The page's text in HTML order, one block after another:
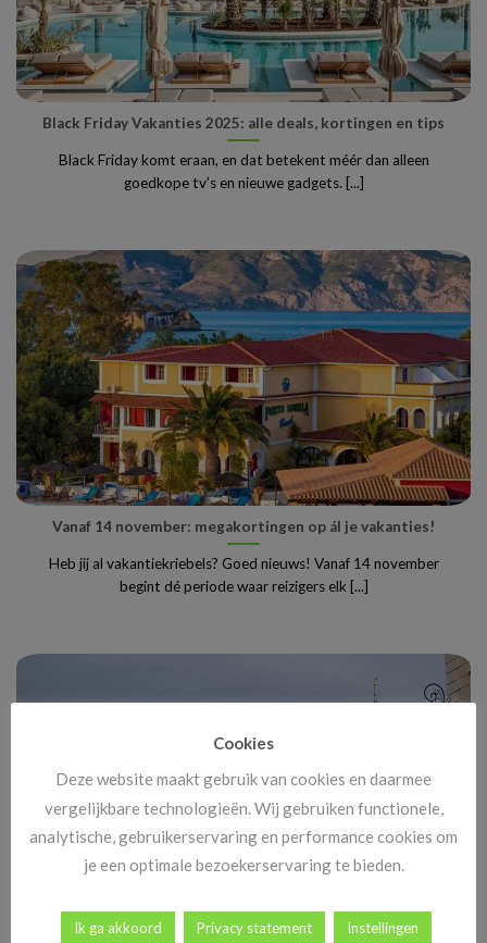
Black Friday Vakanties 2025: alle deals, kortingen en tips
Black Friday komt eraan, en dat betekent méér dan alleen
goedkope tv’s en nieuwe gadgets. [...]
Vanaf 14 november: megakortingen op ál je vakanties!
Heb jij al vakantiekriebels? Goed nieuws! Vanaf 14 november
begint dé periode waar reizigers elk [...]
Stedentrip Warschau: ontdek de verrassende charme van
Cookies
Deze website maakt gebruik van cookies en daarmee
vergelijkbare technologieën. Wij gebruiken functionele,
analytische, gebruikerservaring en performance cookies om
je een optimale bezoekerservaring te bieden.
Ik ga akkoord Privacy statement Instellingen